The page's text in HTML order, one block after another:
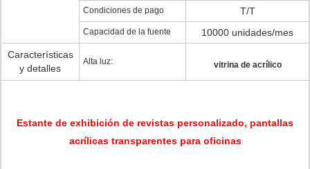
Condiciones de pago T/T
Capacidad de la fuente
10000 unidades/mes
Características
y detalles
Alta luz: vitrina de acrílico
Estante de exhibición de revistas personalizado, pantallas
acrílicas transparentes para oficinas